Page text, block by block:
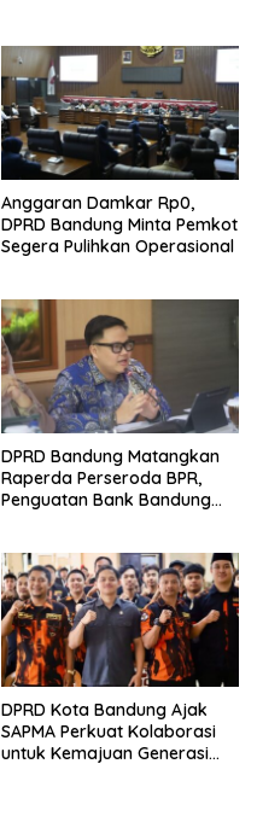
Anggaran Damkar Rp0,
DPRD Bandung Minta Pemkot
Segera Pulihkan Operasional
DPRD Bandung Matangkan
Raperda Perseroda BPR,
Penguatan Bank Bandung
DPRD Kota Bandung Ajak
SAPMA Perkuat Kolaborasi
untuk Kemajuan Generasi